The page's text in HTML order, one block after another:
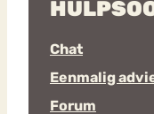
Chat
Eenmalig
Forum